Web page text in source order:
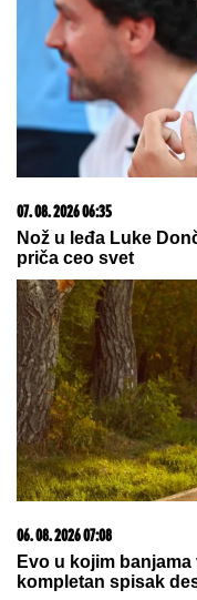
Сазнања
Митрополиту
03. 08. 2026 13:23
Hibrid broj 1 koji
akcijskoj ceni od